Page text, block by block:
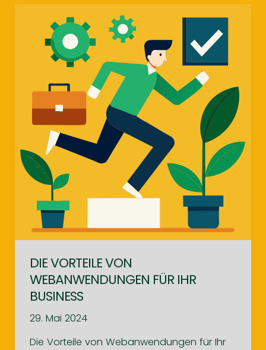
Wahl
sind
DIE VORTEILE VON
WEBANWENDUNGEN FÜR IHR
BUSINESS
29. Mai 2024
Die Vorteile von Webanwendungen für Ihr